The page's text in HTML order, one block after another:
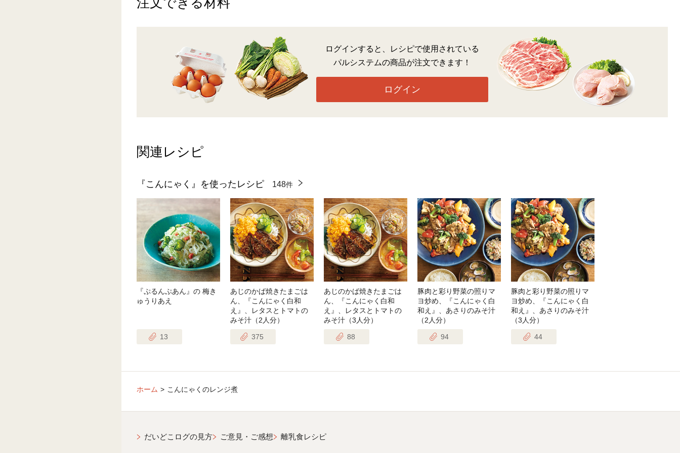
ログインすると、レシピで使用されている
パルシステムの商品が注文できます！
ログイン
関連レシピ
『こんにゃく』を使ったレシピ 148件
『ぷるんぷあん』の 梅き
ゅうりあえ
13
あじのかば焼きたまごは
ん、『こんにゃく白和
え』、レタスとトマトの
みそ汁（2人分）
375
あじのかば焼きたまごは
ん、『こんにゃく白和
え』、レタスとトマトの
みそ汁（3人分）
88
豚肉と彩り野菜の照りマ
ヨ炒め、『こんにゃく白
和え』、あさりのみそ汁
（2人分）
94
豚肉と彩り野菜の照りマ
ヨ炒め、『こんにゃく白
和え』、あさりのみそ汁
（3人分）
44
ホーム こんにゃくのレンジ煮
だいどこログの見方 ご意見・ご感想 離乳食レシピ